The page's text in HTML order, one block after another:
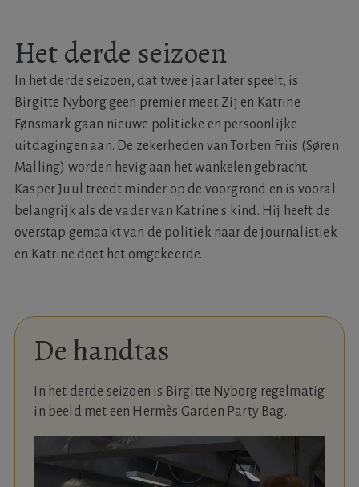
Het derde seizoen
In het derde seizoen, dat twee jaar later speelt, is
Birgitte Nyborg geen premier meer. Zij en Katrine
Fønsmark gaan nieuwe politieke en persoonlijke
uitdagingen aan. De zekerheden van Torben Friis (Søren
Malling) worden hevig aan het wankelen gebracht.
Kasper Juul treedt minder op de voorgrond en is vooral
belangrijk als de vader van Katrine's kind. Hij heeft de
overstap gemaakt van de politiek naar de journalistiek
en Katrine doet het omgekeerde.
De handtas
In het derde seizoen is Birgitte Nyborg regelmatig
in beeld met een Hermès Garden Party Bag.